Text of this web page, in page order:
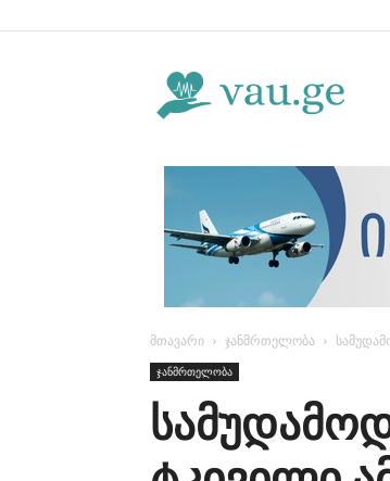
მთავარი ჯანმრთელობა
ჯანმრთელობა